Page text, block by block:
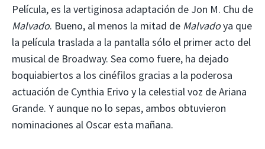
Película, es la vertiginosa adaptación de Jon M. Chu de
Malvado. Bueno, al menos la mitad de Malvadoya que
la película traslada a la pantalla sólo el primer acto del
musical de Broadway. Sea como fuere, ha dejado
boquiabiertos a los cinéfilos gracias a la poderosa
actuación de Cynthia Erivo y la celestial voz de Ariana
Grande. Y aunque no lo sepas, ambos obtuvieron
nominaciones al Oscar esta mañana.